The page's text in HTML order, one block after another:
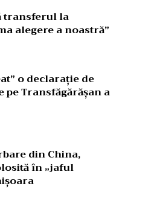
transferul la
alegere a noastră”
o declarație de
pe Transfăgărășan a
din China,
în „jaful